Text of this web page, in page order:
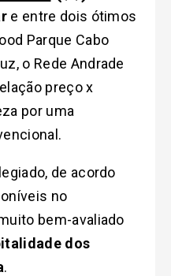
e entre dois ótimos
Parque Cabo
o Rede Andrade
preço x
por uma
de acordo
no
bem-avaliado
dos
.